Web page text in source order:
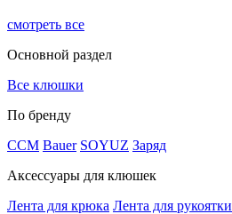
смотреть все
Основной раздел
Все клюшки
По бренду
CCM Bauer SOYUZ Заряд
Аксессуары для клюшек
Лента для крюка Лента для рукоятки